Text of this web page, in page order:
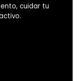
cuidar tu